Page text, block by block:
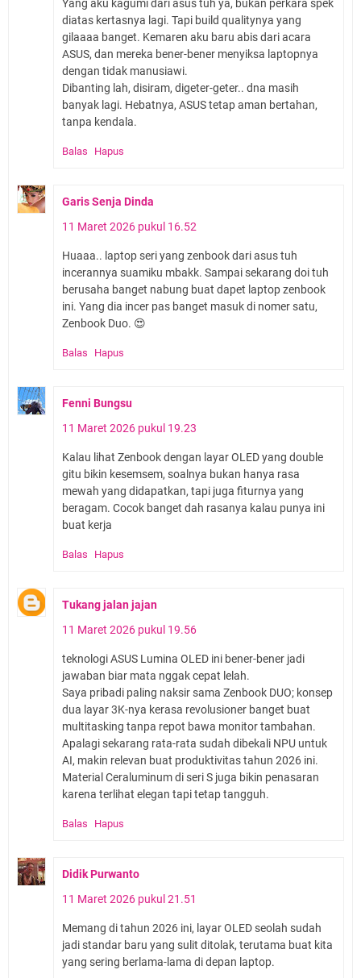
Yang aku kagumi dari asus tuh ya, bukan perkara spek
diatas kertasnya lagi. Tapi build qualitynya yang
gilaaaa banget. Kemaren aku baru abis dari acara
ASUS, dan mereka bener-bener menyiksa laptopnya
dengan tidak manusiawi.
Dibanting lah, disiram, digeter-geter.. dna masih
banyak lagi. Hebatnya, ASUS tetap aman bertahan,
tanpa kendala.
Balas Hapus
Garis Senja Dinda
11 Maret 2026 pukul 16.52
Huaaa.. laptop seri yang zenbook dari asus tuh
incerannya suamiku mbakk. Sampai sekarang doi tuh
berusaha banget nabung buat dapet laptop zenbook
ini. Yang dia incer pas banget masuk di nomer satu,
Zenbook Duo. 😍
Balas Hapus
Fenni Bungsu
11 Maret 2026 pukul 19.23
Kalau lihat Zenbook dengan layar OLED yang double
gitu bikin kesemsem, soalnya bukan hanya rasa
mewah yang didapatkan, tapi juga fiturnya yang
beragam. Cocok banget dah rasanya kalau punya ini
buat kerja
Balas Hapus
Tukang jalan jajan
11 Maret 2026 pukul 19.56
teknologi ASUS Lumina OLED ini bener-bener jadi
jawaban biar mata nggak cepat lelah.
Saya pribadi paling naksir sama Zenbook DUO; konsep
dua layar 3K-nya kerasa revolusioner banget buat
multitasking tanpa repot bawa monitor tambahan.
Apalagi sekarang rata-rata sudah dibekali NPU untuk
AI, makin relevan buat produktivitas tahun 2026 ini.
Material Ceraluminum di seri S juga bikin penasaran
karena terlihat elegan tapi tetap tangguh.
Balas Hapus
Didik Purwanto
11 Maret 2026 pukul 21.51
Memang di tahun 2026 ini, layar OLED seolah sudah
jadi standar baru yang sulit ditolak, terutama buat kita
yang sering berlama-lama di depan laptop.